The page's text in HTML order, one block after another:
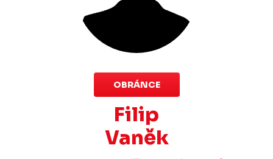
OBRÁNCE
Filip
Vaněk